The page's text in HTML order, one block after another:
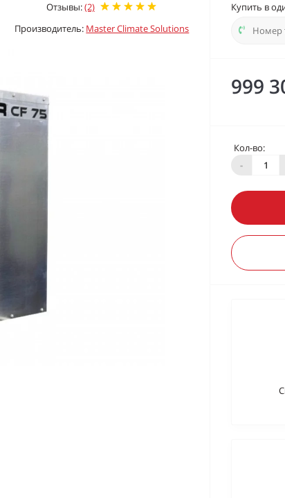
Отзывы:(2)
Производитель: Master Climate Solutions
Купить в
999
Кол-во:
-